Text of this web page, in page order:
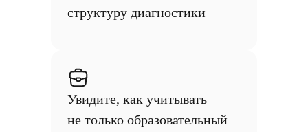
структуру диагностики
Увидите, как учитывать
не только образовательный